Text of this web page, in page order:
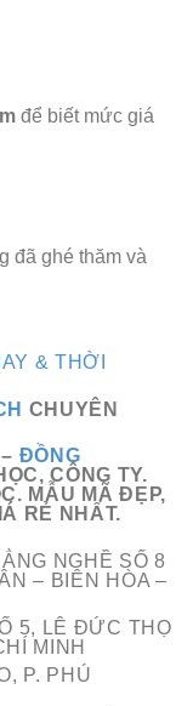
để biết mức giá
đã ghé thăm và
& THỜI
CHUYÊN
– ĐỒNG
CÔNG TY.
MẪU MÃ ĐẸP,
RẺ NHẤT.
NGHỀ SỐ 8
– BIÊN HÒA –
5, LÊ ĐỨC THỌ
MINH
P. PHÚ